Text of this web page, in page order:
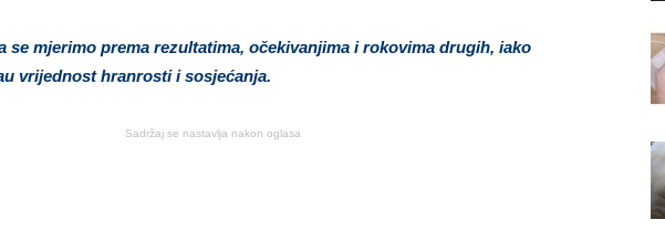
se mjerimo prema rezultatima, očekivanjima i rokovima drugih, iako
vrijednost hranrosti i sosjećanja.
Sadržaj se nastavlja nakon oglasa